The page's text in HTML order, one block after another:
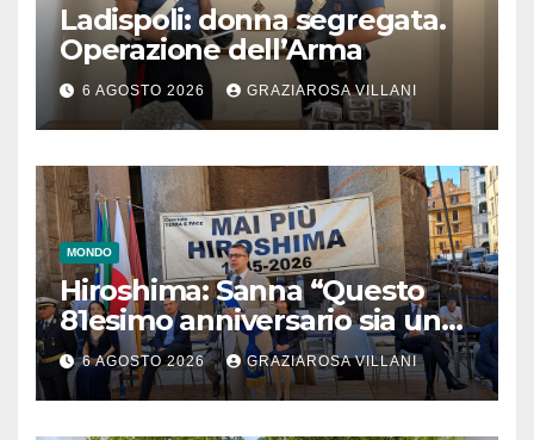
Ladispoli: donna segregata.
Operazione dell’Arma
6 AGOSTO 2026 GRAZIAROSA VILLANI
MONDO
Hiroshima: Sanna “Questo
81esimo anniversario sia un
monito per tutti”
6 AGOSTO 2026 GRAZIAROSA VILLANI